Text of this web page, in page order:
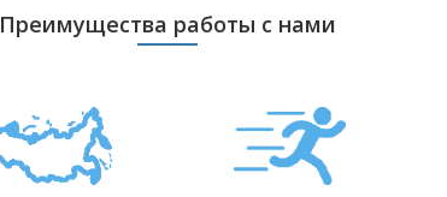
Преимущества работы с нами